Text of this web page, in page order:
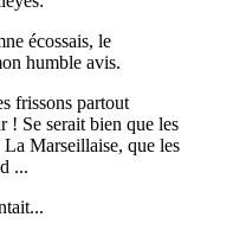
écossais, le
humble avis.
frissons partout
! Se serait bien que les
Marseillaise, que les
...